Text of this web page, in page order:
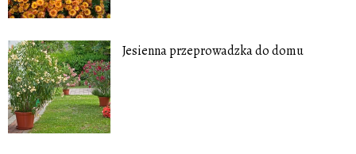
Jesienna przeprowadzka do domu